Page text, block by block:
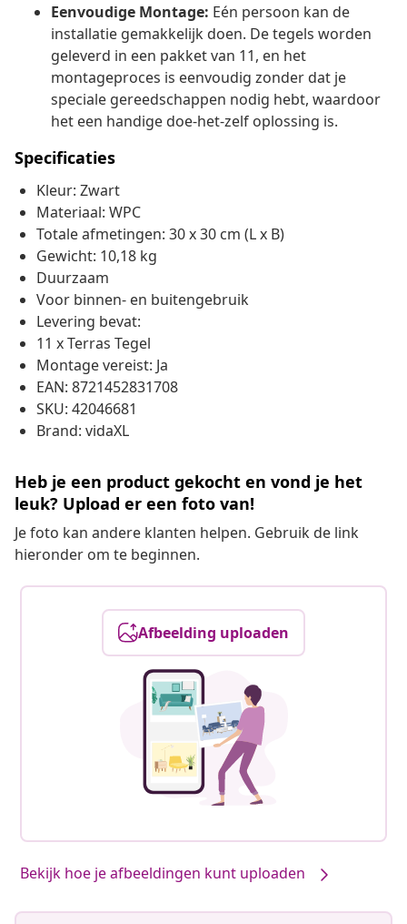
Eenvoudige Montage: Eén persoon kan de
installatie gemakkelijk doen. De tegels worden
geleverd in een pakket van 11, en het
montageproces is eenvoudig zonder dat je
speciale gereedschappen nodig hebt, waardoor
het een handige doe-het-zelf oplossing is.
Specificaties
Kleur: Zwart
Materiaal: WPC
Totale afmetingen: 30 x 30 cm (L x B)
Gewicht: 10,18 kg
Duurzaam
Voor binnen- en buitengebruik
Levering bevat:
11 x Terras Tegel
Montage vereist: Ja
EAN: 8721452831708
SKU: 42046681
Brand: vidaXL
Heb je een product gekocht en vond je het
leuk? Upload er een foto van!
Je foto kan andere klanten helpen. Gebruik de link
hieronder om te beginnen.
Afbeelding uploaden
Bekijk hoe je afbeeldingen kunt uploaden